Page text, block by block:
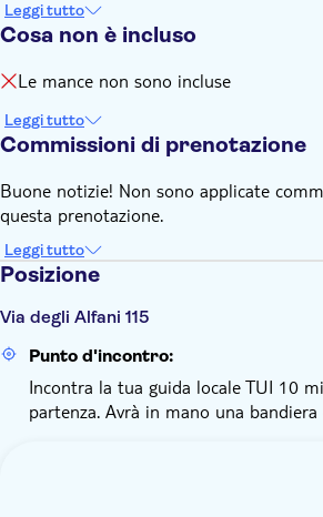
Leggi tutto
Cosa non è incluso
Le mance non sono incluse
Leggi tutto
Commissioni di prenotazione
Buone notizie! Non sono applicate
questa prenotazione.
Leggi tutto
Posizione
Via degli Alfani 115
Punto d'incontro:
Incontra la tua guida locale TUI 10
partenza. Avrà in mano una